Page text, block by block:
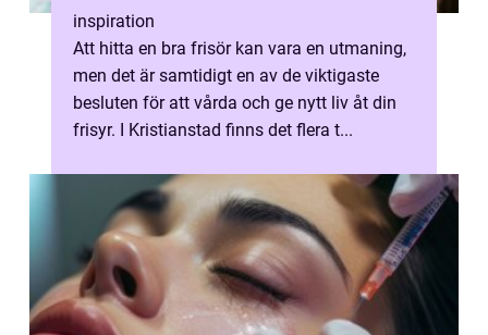
inspiration
Att hitta en bra frisör kan vara en utmaning,
men det är samtidigt en av de viktigaste
besluten för att vårda och ge nytt liv åt din
frisyr. I Kristianstad finns det flera t...